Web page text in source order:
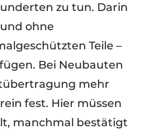
zu tun. Darin
ohne
Teile –
Bei Neubauten
mehr
fest. Hier müssen
manchmal bestätigt